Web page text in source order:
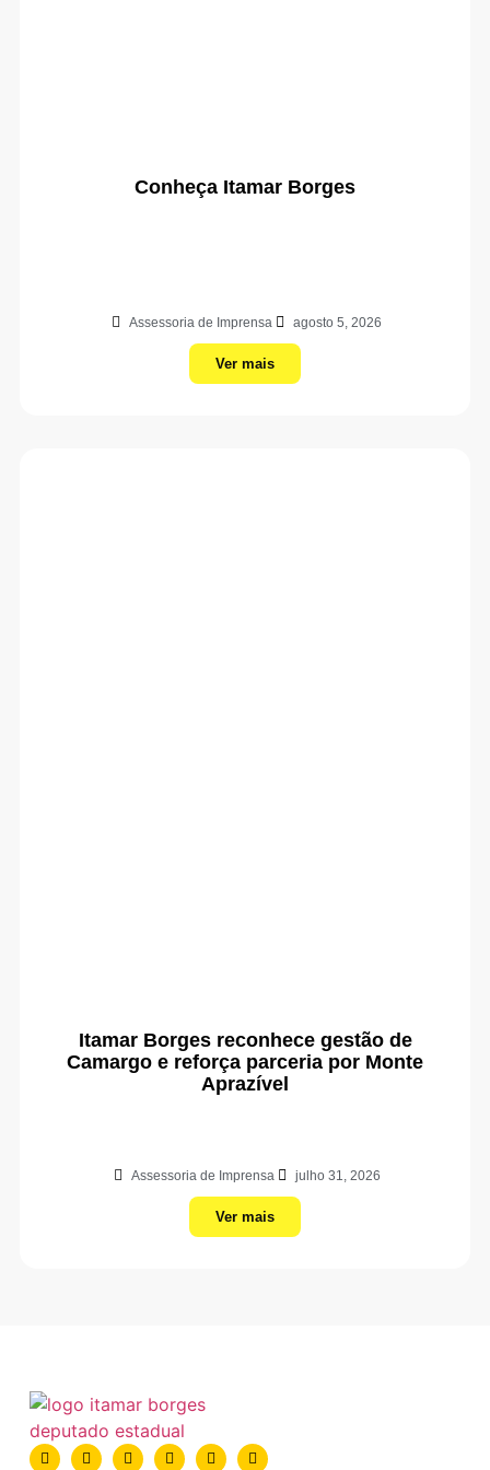
Conheça Itamar Borges
Assessoria de Imprensa agosto 5, 2026
Ver mais
Itamar Borges reconhece gestão de
Camargo e reforça parceria por Monte
Aprazível
Assessoria de Imprensa julho 31, 2026
Ver mais